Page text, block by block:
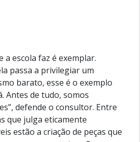
a escola faz é exemplar.
passa a privilegiar um
barato, esse é o exemplo
Antes de tudo, somos
defende o consultor. Entre
que julga eticamente
estão a criação de peças que